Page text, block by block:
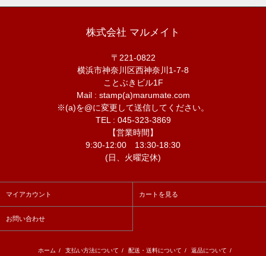
株式会社 マルメイト
〒221-0822
横浜市神奈川区西神奈川1-7-8
ことぶきビル1F
Mail : stamp(a)marumate.com
※(a)を@に変更して送信してください。
TEL : 045-323-3869
【営業時間】
9:30-12:00 13:30-18:30
(日、火曜定休)
マイアカウント カートを見る
お問い合わせ
ホーム / 支払い方法について / 配送・送料について / 返品について /